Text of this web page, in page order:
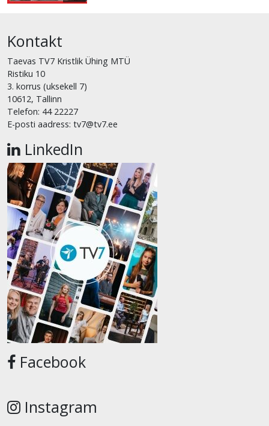
Kontakt
Taevas TV7 Kristlik Ühing MTÜ
Ristiku 10
3. korrus (uksekell 7)
10612, Tallinn
Telefon: 44 22227
E-posti aadress: tv7@tv7.ee
LinkedIn
Facebook
Instagram